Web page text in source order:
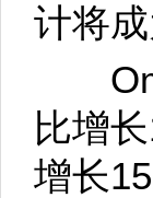
计将
比增
增长